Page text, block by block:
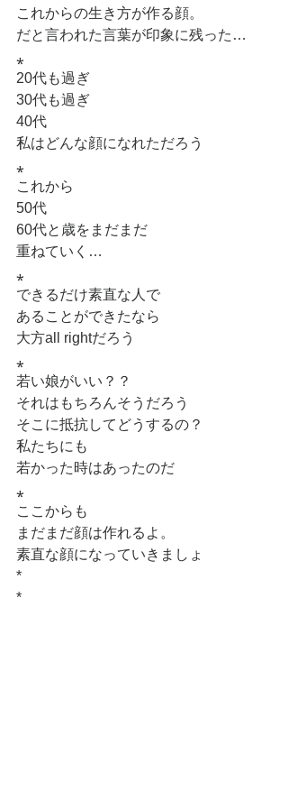
これからの生き方が作る顔。
だと言われた言葉が印象に残った…
⁎
20代も過ぎ
30代も過ぎ
40代
私はどんな顔になれただろう
⁎
これから
50代
60代と歳をまだまだ
重ねていく…
⁎
できるだけ素直な人で
あることができたなら
大方all rightだろう
⁎
若い娘がいい？？
それはもちろんそうだろう
そこに抵抗してどうするの？
私たちにも
若かった時はあったのだ
⁎
ここからも
まだまだ顔は作れるよ。
素直な顔になっていきましょ
*
*